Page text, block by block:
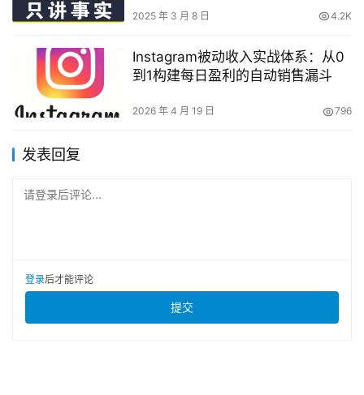
2025 年 3 月 8 日 4.2K
Instagram被动收入实战体系：从0
到1构建每日盈利的自动销售漏斗
2026 年 4 月 19 日 796
发表回复
请登录后评论...
登录后才能评论
提交